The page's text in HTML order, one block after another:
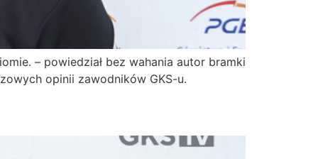
– powiedział bez wahania autor bramki
opinii zawodników GKS-u.